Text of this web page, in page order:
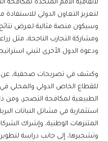
لتعزيز التعاون الدولي
وسيكون منصة مثالية لعرض نتائج
ومشاركة التجارب الناجحة، مثل
ودعوة الدول الأخرى لتبني
وكشف في تصريحات صحفية، عن
للقطاع الخاص الدولي والمحلي
استثمارية في مشاتل النباتات
المتنزهات الوطنية، وإشراك